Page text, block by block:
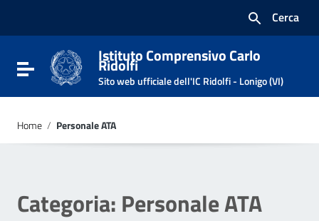
Vai al footer
Cerca
Attiva / disattiva la navigazione
Istituto Comprensivo Carlo
Ridolfi
Sito web ufficiale dell'IC Ridolfi - Lonigo (VI)
Home / Personale ATA
Categoria: Personale ATA